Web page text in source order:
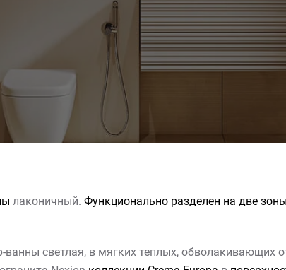
лаконичный. Функционально разделен на две зоны
ванны светлая, в мягких теплых, обволакивающих